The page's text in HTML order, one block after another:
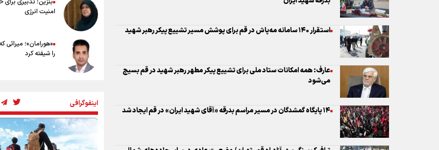
عارف: همه امکانات ستاد ملی برای تشییع پیکر مطهر رهبر شهید در قم بسیج
ترافیک سنگین در آزادراه قم–تهران/ وضعیت عادی در سایر جاده‌های شمالی
بنزین؛ تدبیری
امنیت انرژی
«هورامان»؛ میراثی
را شیفته کرد
رسانه ملی و حق
شنیدن صدای
اینفوگرافی